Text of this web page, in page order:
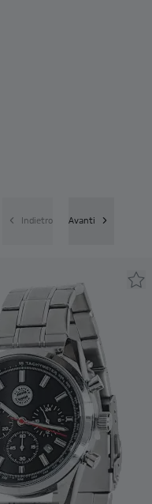
Indietro Avanti